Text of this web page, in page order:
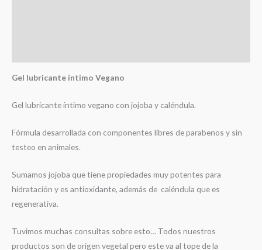
Gel lubricante íntimo Vegano
Gel lubricante íntimo vegano con jojoba y caléndula.
Fórmula desarrollada con componentes libres de parabenos y sin
testeo en animales.
Sumamos jojoba que tiene propiedades muy potentes para
hidratación y es antioxidante, además de caléndula que es
regenerativa.
Tuvimos muchas consultas sobre esto… Todos nuestros
productos son de origen vegetal pero este va al tope de la